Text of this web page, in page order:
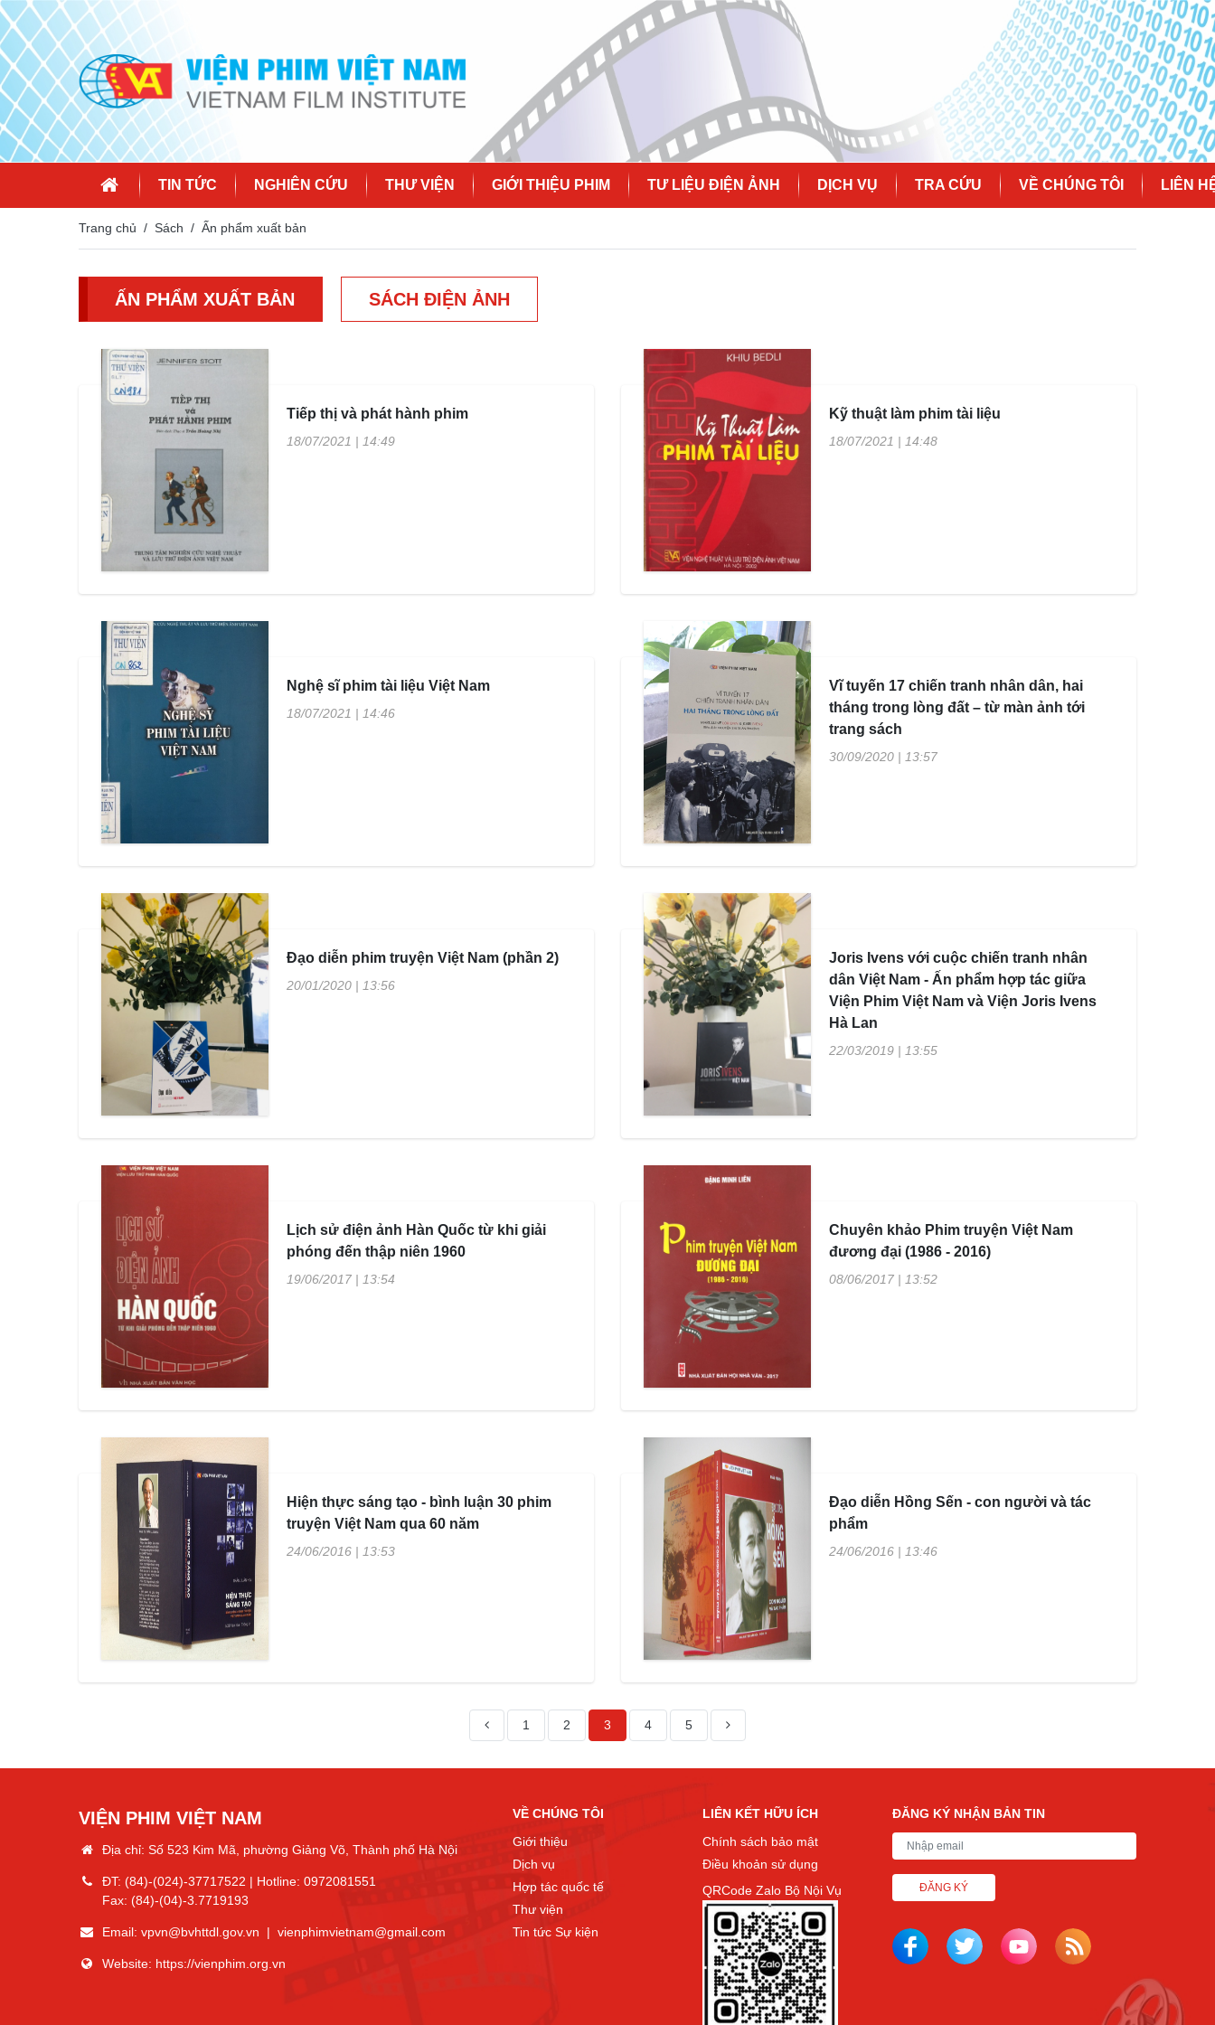
TIN TỨC NGHIÊN CỨU THƯ VIỆN GIỚI THIỆU PHIM TƯ LIỆU ĐIỆN ẢNH DỊCH VỤ TRA CỨU VỀ CHÚNG TÔI LIÊN
Trang chủ Sách Ấn phẩm xuất bản
ẤN PHẨM XUẤT BẢN SÁCH ĐIỆN ẢNH
Tiếp thị và phát hành phim
18/07/2021 | 14:49
Kỹ thuật làm phim tài liệu
18/07/2021 | 14:48
Nghệ sĩ phim tài liệu Việt Nam
18/07/2021 | 14:46
Vĩ tuyến 17 chiến tranh nhân dân, hai
tháng trong lòng đất – từ màn ảnh tới
trang sách
30/09/2020 | 13:57
Đạo diễn phim truyện Việt Nam (phần 2)
20/01/2020 | 13:56
Joris Ivens với cuộc chiến tranh nhân
dân Việt Nam - Ấn phẩm hợp tác giữa
Viện Phim Việt Nam và Viện Joris Ivens
Hà Lan
22/03/2019 | 13:55
Lịch sử điện ảnh Hàn Quốc từ khi giải
phóng đến thập niên 1960
19/06/2017 | 13:54
Chuyên khảo Phim truyện Việt Nam
đương đại (1986 - 2016)
08/06/2017 | 13:52
Hiện thực sáng tạo - bình luận 30 phim
truyện Việt Nam qua 60 năm
24/06/2016 | 13:53
Đạo diễn Hồng Sến - con người và tác
phẩm
24/06/2016 | 13:46
1 2 3 4 5
VIỆN PHIM VIỆT NAM
Địa chỉ: Số 523 Kim Mã, phường Giảng Võ, Thành phố Hà Nội
ĐT: (84)-(024)-37717522 | Hotline: 0972081551
Fax: (84)-(04)-3.7719193
Email: vpvn@bvhttdl.gov.vn | vienphimvietnam@gmail.com
Website: https://vienphim.org.vn
VỀ CHÚNG TÔI
Giới thiệu
Dịch vụ
Hợp tác quốc tế
Thư viện
Tin tức Sự kiện
LIÊN KẾT HỮU ÍCH
Chính sách bảo mật
Điều khoản sử dụng
QRCode Zalo Bộ Nội Vụ
ĐĂNG KÝ NHẬN BẢN TIN
ĐĂNG KÝ